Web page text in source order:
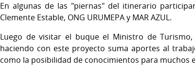
En algunas de las "piernas" del itinerario
Clemente Estable, ONG URUMEPA y MAR AZUL.
Luego de visitar el buque el Ministro de
haciendo con este proyecto suma aportes al
como la posibilidad de conocimientos para muchos